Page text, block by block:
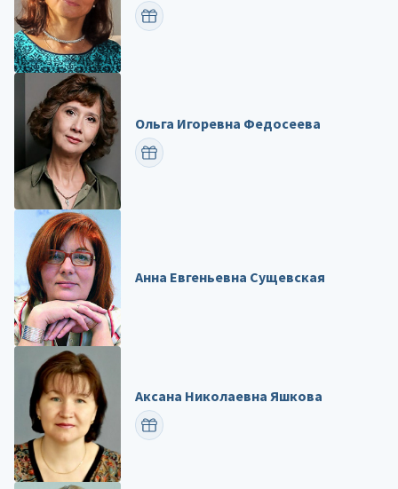
ПОЗДРАВИТЬ
Ольга Игоревна Федосеева
ПОЗДРАВИТЬ
Анна Евгеньевна Сущевская
Аксана Николаевна Яшкова
ПОЗДРАВИТЬ